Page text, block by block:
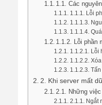
1.1. Các
1.1.1. Lỗi
1.1.1.3.
1.1.1.4.
1.1.2. Lỗi phần
1.1.2.1. Lỗi
1.1.2.2.
1.1.2.3.
2. Khi server mất
2.1. Những
2.1.1. Ngắt